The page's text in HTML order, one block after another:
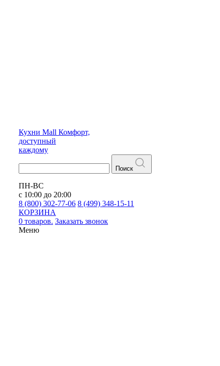
Кухни Mall Комфорт,
доступный
каждому
Поиск
ПН-ВС
с 10:00 до 20:00
8 (800) 302-77-06 8 (499) 348-15-11
КОРЗИНА
0 товаров. Заказать звонок
Меню